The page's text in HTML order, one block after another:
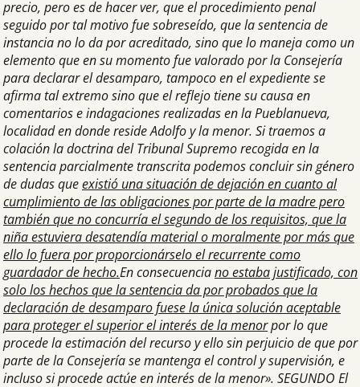
precio, pero es de hacer ver, que el procedimiento penal
seguido por tal motivo fue sobreseído, que la sentencia de
instancia no lo da por acreditado, sino que lo maneja como un
elemento que en su momento fue valorado por la Consejería
para declarar el desamparo, tampoco en el expediente se
afirma tal extremo sino que el reflejo tiene su causa en
comentarios e indagaciones realizadas en la Pueblanueva,
localidad en donde reside Adolfo y la menor. Si traemos a
colación la doctrina del Tribunal Supremo recogida en la
sentencia parcialmente transcrita podemos concluir sin género
de dudas queexistió una situación de dejación en cuanto al
cumplimiento de las obligaciones por parte de la madre pero
también que no concurría el segundo de los requisitos, que la
niña estuviera desatendía material o moralmente por más que
ello lo fuera por proporcionárselo el recurrente como
guardador de hecho.En consecuenciano estaba justificado, con
solo los hechos que la sentencia da por probados que la
declaración de desamparo fuese la única solución aceptable
para proteger el superior el interés de la menorpor lo que
procede la estimación del recurso y ello sin perjuicio de que por
parte de la Consejería se mantenga el control y supervisión, e
incluso si procede actúe en interés de la menor». SEGUNDO El